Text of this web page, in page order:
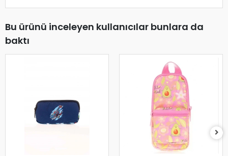
Bu ürünü inceleyen kullanıcılar bunlara da
baktı